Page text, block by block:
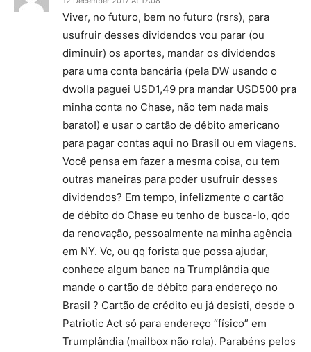
Viver, no futuro, bem no futuro (rsrs), para
usufruir desses dividendos vou parar (ou
diminuir) os aportes, mandar os dividendos
para uma conta bancária (pela DW usando o
dwolla paguei USD1,49 pra mandar USD500 pra
minha conta no Chase, não tem nada mais
barato!) e usar o cartão de débito americano
para pagar contas aqui no Brasil ou em viagens.
Você pensa em fazer a mesma coisa, ou tem
outras maneiras para poder usufruir desses
dividendos? Em tempo, infelizmente o cartão
de débito do Chase eu tenho de busca-lo, qdo
da renovação, pessoalmente na minha agência
em NY. Vc, ou qq forista que possa ajudar,
conhece algum banco na Trumplândia que
mande o cartão de débito para endereço no
Brasil ? Cartão de crédito eu já desisti, desde o
Patriotic Act só para endereço “físico” em
Trumplândia (mailbox não rola). Parabéns pelos